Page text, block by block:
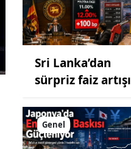
Sri Lanka’dan
sürpriz faiz artışı
Genel